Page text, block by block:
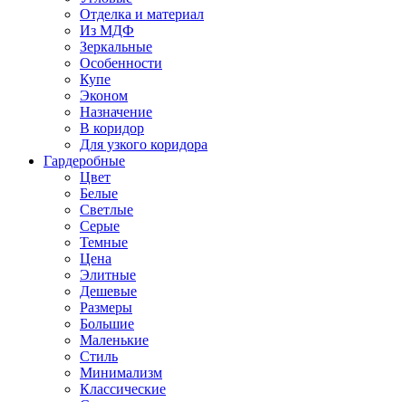
Отделка и материал
Из МДФ
Зеркальные
Особенности
Купе
Эконом
Назначение
В коридор
Для узкого коридора
Гардеробные
Цвет
Белые
Светлые
Серые
Темные
Цена
Элитные
Дешевые
Размеры
Большие
Маленькие
Стиль
Минимализм
Классические